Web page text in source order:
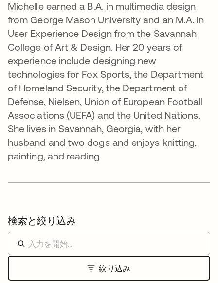
Michelle earned a B.A. in multimedia design
from George Mason University and an M.A. in
User Experience Design from the Savannah
College of Art & Design. Her 20 years of
experience include designing new
technologies for Fox Sports, the Department
of Homeland Security, the Department of
Defense, Nielsen, Union of European Football
Associations (UEFA) and the United Nations.
She lives in Savannah, Georgia, with her
husband and two dogs and enjoys knitting,
painting, and reading.
検索と絞り込み
絞り込み